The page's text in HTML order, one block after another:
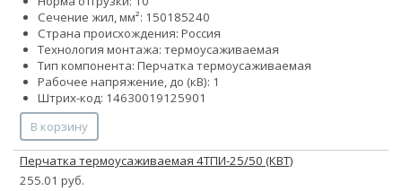
Сечение жил, мм²: 150185240
Страна происхождения: Россия
Технология монтажа: термоусаживаемая
Тип компонента: Перчатка термоусаживаемая
Рабочее напряжение, до (кВ): 1
Штрих-код: 14630019125901
В корзину
Перчатка термоусаживаемая 4ТПИ-25/50 (КВТ)
255.01 руб.